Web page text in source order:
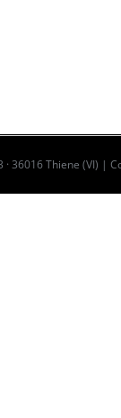
· 36016 Thiene (VI) |